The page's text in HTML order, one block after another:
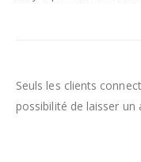
Seuls les clients
possibilité de laisser un